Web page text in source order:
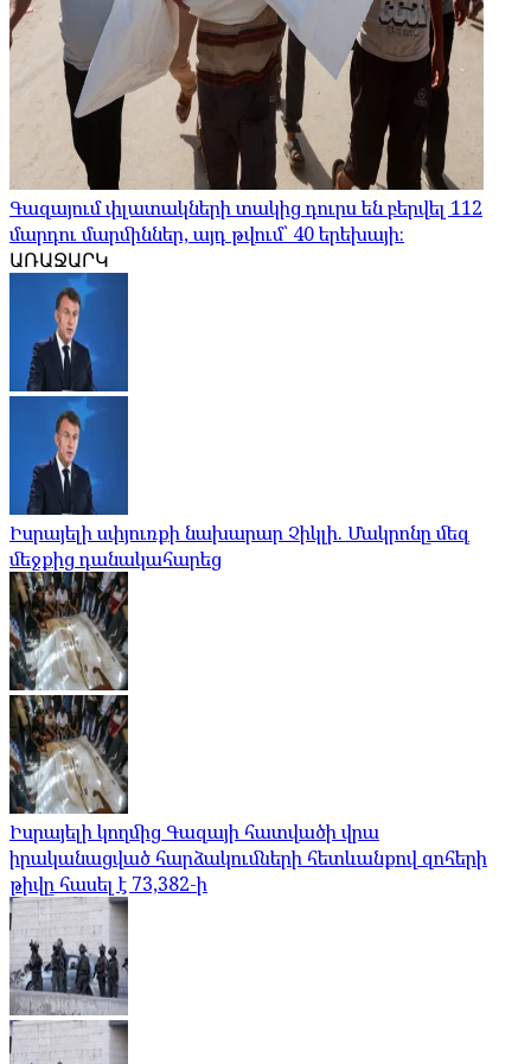
Գազայում փլատակների տակից դուրս են բերվել 112
մարդու մարմիններ, այդ թվում՝ 40 երեխայի։
ԱՌԱՋԱՐԿ
Իսրայելի սփյուռքի նախարար Չիկլի. Մակրոնը մեզ
մեջքից դանակահարեց
Իսրայելի կողմից Գազայի հատվածի վրա
իրականացված հարձակումների հետևանքով զոհերի
թիվը հասել է 73,382-ի